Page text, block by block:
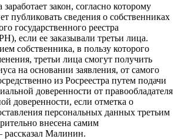
закон, согласно которому
публиковать сведения о собственниках
государственного реестра
если ее заказывали третьи лица.
собственника, в пользу которого
третьи лица смогут получить
на основании заявления, от самого
из Росреестра путем подачи
доверенности от правообладателя
доверенности, если отметка о
персональных данных третьим
внесена самим
Малинин.